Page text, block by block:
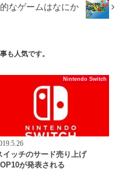
なゲームはなにか
も人気です。
Nintendo Switch
イッチのサード売り上げ
が発表される